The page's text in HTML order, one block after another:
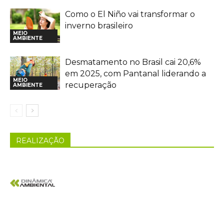
MEIO
AMBIENTE
Como o El Niño vai transformar o
inverno brasileiro
MEIO
AMBIENTE
Desmatamento no Brasil cai 20,6%
em 2025, com Pantanal liderando a
recuperação
REALIZAÇÃO